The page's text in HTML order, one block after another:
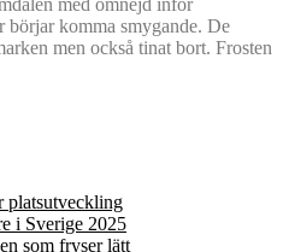
med omnejd inför
börjar komma smygande. De
men också tinat bort. Frosten
platsutveckling
i Sverige 2025
som fryser lätt